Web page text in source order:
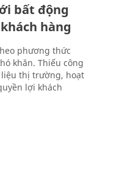
bất động
hàng
phương thức
khăn. Thiếu công
thị trường, hoạt
lợi khách